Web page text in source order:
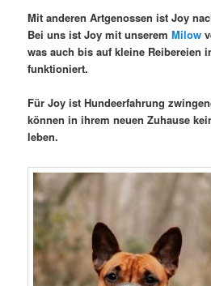
Mit anderen Artgenossen ist Joy
Bei uns ist Joy mit unseremMilow
was auch bis auf kleine Reibereien
funktioniert.
Für Joy ist Hundeerfahrung
können in ihrem neuen Zuhause
leben.